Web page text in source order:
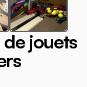
jouets